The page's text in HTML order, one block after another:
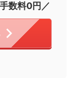
数料0円／